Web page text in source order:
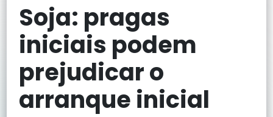
Soja: pragas
iniciais podem
prejudicar o
arranque inicial